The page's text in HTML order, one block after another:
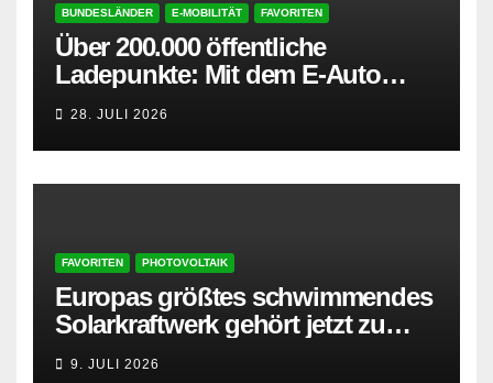
BUNDESLÄNDER E-MOBILITÄT FAVORITEN
Über 200.000 öffentliche
Ladepunkte: Mit dem E-Auto
entspannt in den Sommerurlaub
28. JULI 2026
FAVORITEN PHOTOVOLTAIK
Europas größtes schwimmendes
Solarkraftwerk gehört jetzt zu
AMPYR
9. JULI 2026